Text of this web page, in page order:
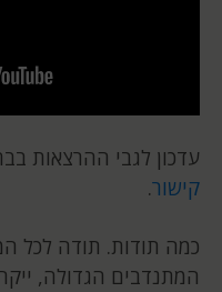
עדכון לגבי ההרצאות
קישור.
כמה תודות. תודה לכל
המתנדבים הגדולה,